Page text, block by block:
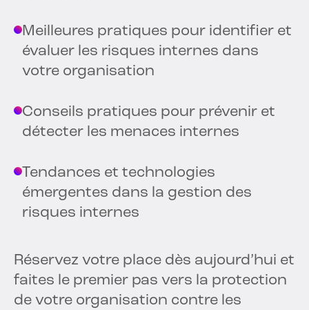
Meilleures pratiques pour identifier et
évaluer les risques internes dans
votre organisation
Conseils pratiques pour prévenir et
détecter les menaces internes
Tendances et technologies
émergentes dans la gestion des
risques internes
Réservez votre place dès aujourd’hui et
faites le premier pas vers la protection
de votre organisation contre les